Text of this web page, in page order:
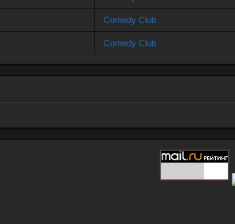
Comedy Club
Comedy Club